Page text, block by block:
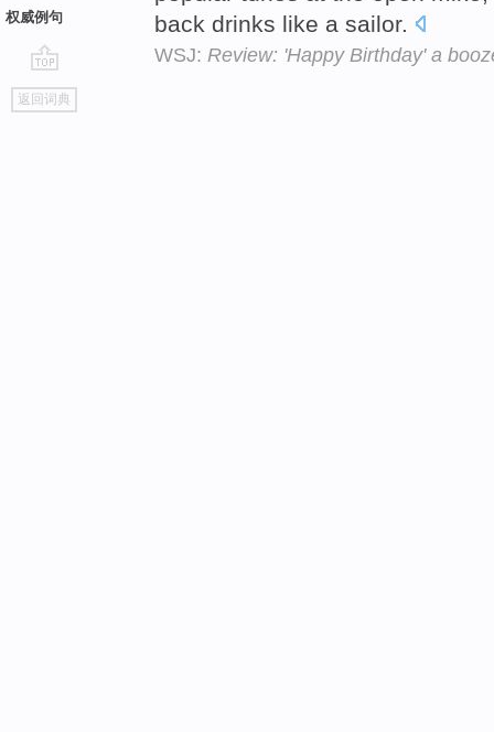
权威例句
go
top
返回词典
back drinks like a sailor.
WSJ: Review: 'Happy Birthday' a